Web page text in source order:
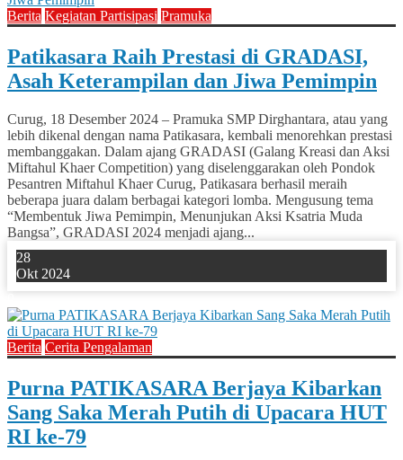
Berita Kegiatan Partisipasi Pramuka
Patikasara Raih Prestasi di GRADASI,
Asah Keterampilan dan Jiwa Pemimpin
Curug, 18 Desember 2024 – Pramuka SMP Dirghantara, atau yang
lebih dikenal dengan nama Patikasara, kembali menorehkan prestasi
membanggakan. Dalam ajang GRADASI (Galang Kreasi dan Aksi
Miftahul Khaer Competition) yang diselenggarakan oleh Pondok
Pesantren Miftahul Khaer Curug, Patikasara berhasil meraih
beberapa juara dalam berbagai kategori lomba. Mengusung tema
“Membentuk Jiwa Pemimpin, Menunjukan Aksi Ksatria Muda
Bangsa”, GRADASI 2024 menjadi ajang...
28
Okt 2024
Berita Cerita Pengalaman
Purna PATIKASARA Berjaya Kibarkan
Sang Saka Merah Putih di Upacara HUT
RI ke-79